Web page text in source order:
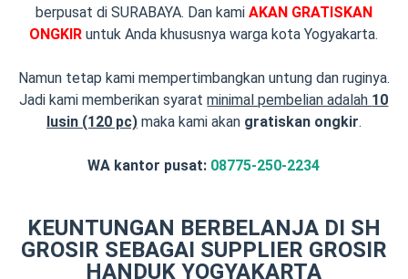
berpusat di SURABAYA. Dan kami AKAN GRATISKAN
ONGKIR untuk Anda khususnya warga kota Yogyakarta.
Namun tetap kami mempertimbangkan untung dan ruginya.
Jadi kami memberikan syaratminimal pembelian adalah 10
lusin (120 pc)maka kami akan gratiskan ongkir.
WA kantor pusat: 08775-250-2234
KEUNTUNGAN BERBELANJA DI SH
GROSIR SEBAGAI SUPPLIER GROSIR
HANDUK YOGYAKARTA